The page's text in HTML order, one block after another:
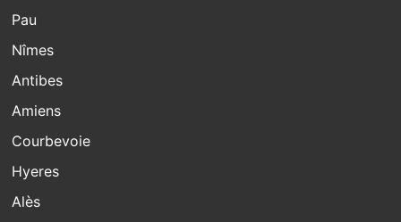
Pau
Nîmes
Antibes
Amiens
Courbevoie
Hyeres
Alès